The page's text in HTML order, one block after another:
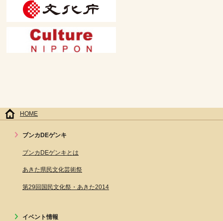
HOME
ブンカDEゲンキ
ブンカDEゲンキとは
あきた県民文化芸術祭
第29回国民文化祭・あきた2014
イベント情報